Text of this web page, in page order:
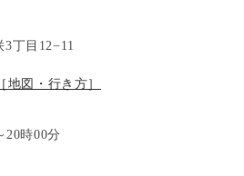
丁目12−11
地図・行き方］
20時00分